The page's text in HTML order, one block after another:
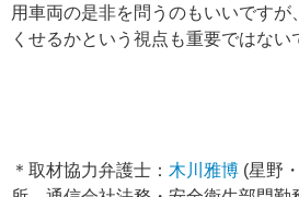
用車両の是非を問うのもいいですが
くせるかという視点も重要ではない
＊取材協力弁護士： 木川雅博 (星野